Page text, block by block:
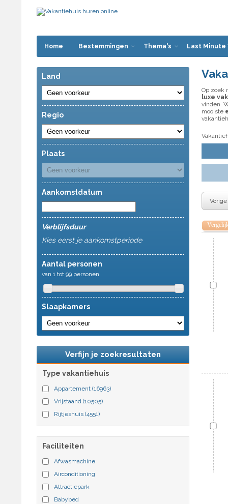
Home Bestemmingen Thema's Last Minute
Land
Regio
Plaats
Aankomstdatum
Verblijfsduur
Kies eerst je aankomstperiode
Aantal personen
van 1 tot 99 personen
Slaapkamers
Verfijn je zoekresultaten
Type vakantiehuis
Appartement (16963)
Vrijstaand (10505)
Rijtjeshuis (4551)
Faciliteiten
Afwasmachine
Airconditioning
Attractiepark
Babybed
Op zoek
luxe
vinden.
mooiste
Vorige